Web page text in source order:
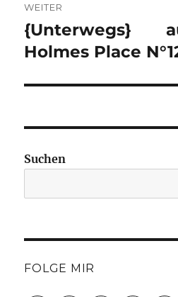
WEITER
Nächster
Beitrag:
{Unterwegs}
Holmes Place
Suchen
FOLGE MIR